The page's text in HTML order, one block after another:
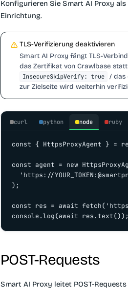
Konfigurieren Sie Smart AI Proxy
Einrichtung.
TLS-Verifizierung deaktivieren
Smart AI Proxy fängt TLS-
das Zertifikat von Crawlbase
InsecureSkipVerify: true
/ das
zur Zielseite wird weiterhin
curl python node ruby
const { HttpsProxyAgent } =
const agent = new
'https://
);
const res = await
console.log(await res.text());
POST-Requests
Smart AI Proxy leitet POST-